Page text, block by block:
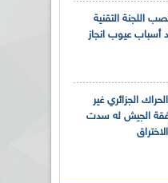
اللجنة التقنية
أسباب عيوب انجاز
الجزائري غير
الجيش له سدت